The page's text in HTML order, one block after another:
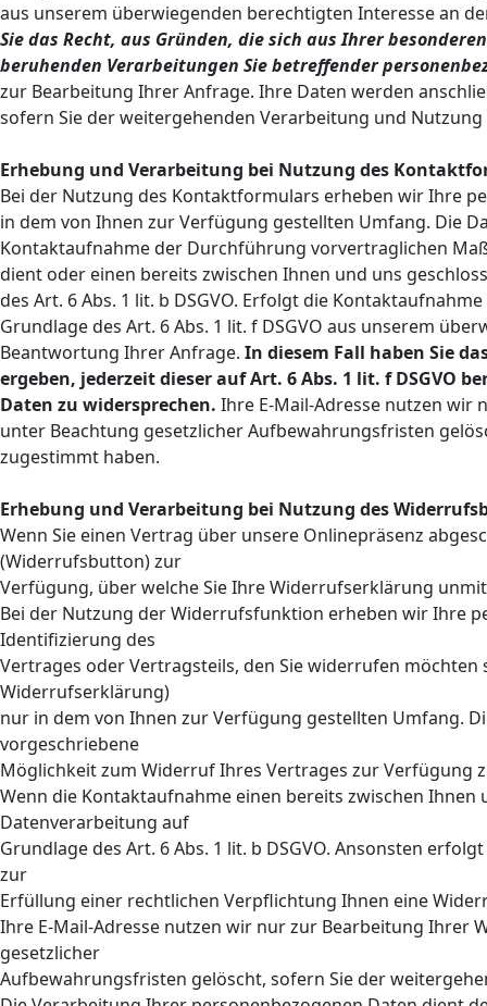
aus unserem überwiegenden berechtigten Interesse an
Sie das Recht, aus Gründen, die sich aus Ihrer
beruhenden Verarbeitungen Sie betreffender
zur Bearbeitung Ihrer Anfrage. Ihre Daten werden
sofern Sie der weitergehenden Verarbeitung und
Erhebung und Verarbeitung bei Nutzung des
Bei der Nutzung des Kontaktformulars erheben wir Ihre
in dem von Ihnen zur Verfügung gestellten Umfang. Die
Kontaktaufnahme der Durchführung vorvertraglichen
dient oder einen bereits zwischen Ihnen und uns
des Art. 6 Abs. 1 lit. b DSGVO. Erfolgt die
Grundlage des Art. 6 Abs. 1 lit. f DSGVO aus unserem
Beantwortung Ihrer Anfrage. In diesem Fall haben Sie
ergeben, jederzeit dieser auf Art. 6 Abs. 1 lit. f DSGVO
Daten zu widersprechen. Ihre E-Mail-Adresse nutzen wir
unter Beachtung gesetzlicher Aufbewahrungsfristen
zugestimmt haben.
Erhebung und Verarbeitung bei Nutzung des
Wenn Sie einen Vertrag über unsere Onlinepräsenz
(Widerrufsbutton) zur
Verfügung, über welche Sie Ihre Widerrufserklärung
Bei der Nutzung der Widerrufsfunktion erheben wir Ihre
Identifizierung des
Vertrages oder Vertragsteils, den Sie widerrufen
Widerrufserklärung)
nur in dem von Ihnen zur Verfügung gestellten Umfang.
vorgeschriebene
Möglichkeit zum Widerruf Ihres Vertrages zur Verfügung
Wenn die Kontaktaufnahme einen bereits zwischen
Datenverarbeitung auf
Grundlage des Art. 6 Abs. 1 lit. b DSGVO. Ansonsten
zur
Erfüllung einer rechtlichen Verpflichtung Ihnen eine
Ihre E-Mail-Adresse nutzen wir nur zur Bearbeitung Ihrer
gesetzlicher
Aufbewahrungsfristen gelöscht, sofern Sie der